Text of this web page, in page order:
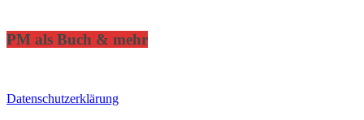
PM als Buch & mehr
Datenschutzerklärung